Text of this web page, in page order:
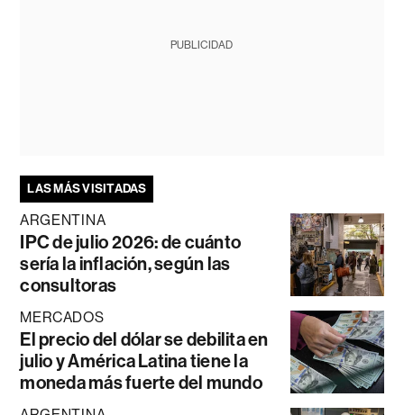
PUBLICIDAD
LAS MÁS VISITADAS
ARGENTINA
IPC de julio 2026: de cuánto
sería la inflación, según las
consultoras
MERCADOS
El precio del dólar se debilita en
julio y América Latina tiene la
moneda más fuerte del mundo